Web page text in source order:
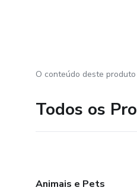
O conteúdo deste
Todos os
Animais e Pets